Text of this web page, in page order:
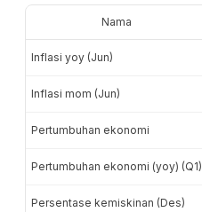
Nama
Inflasi yoy (Jun)
Inflasi mom (Jun)
Pertumbuhan ekonomi
Pertumbuhan ekonomi (yoy) (Q1)
Persentase kemiskinan (Des)